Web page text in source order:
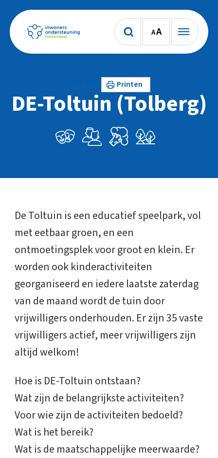
AA
Printen
DE-Toltuin (Tolberg)
De Toltuin is een educatief speelpark, vol
met eetbaar groen, en een
ontmoetingsplek voor groot en klein. Er
worden ook kinderactiviteiten
georganiseerd en iedere laatste zaterdag
van de maand wordt de tuin door
vrijwilligers onderhouden. Er zijn 35 vaste
vrijwilligers actief, meer vrijwilligers zijn
altijd welkom!
Hoe is DE-Toltuin ontstaan?
Wat zijn de belangrijkste activiteiten?
Voor wie zijn de activiteiten bedoeld?
Wat is het bereik?
Wat is de maatschappelijke meerwaarde?